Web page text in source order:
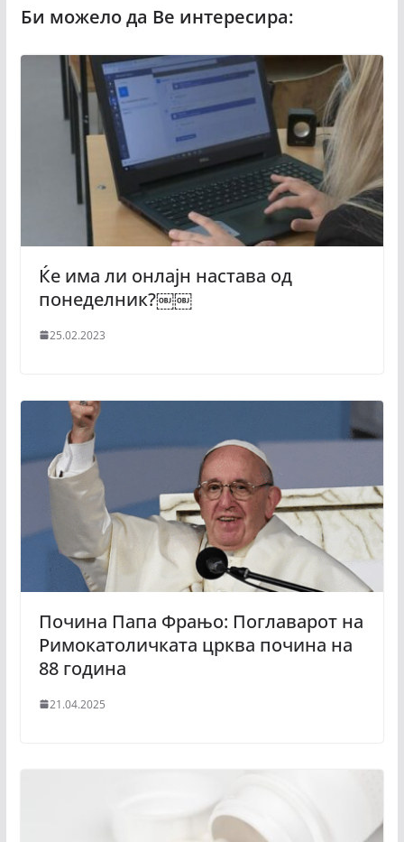
Ќе има ли онлајн настава од
понеделник?￼￼
25.02.2023
Почина Папа Фрањо: Поглаварот на
Римокатоличката црква почина на
88 година
21.04.2025